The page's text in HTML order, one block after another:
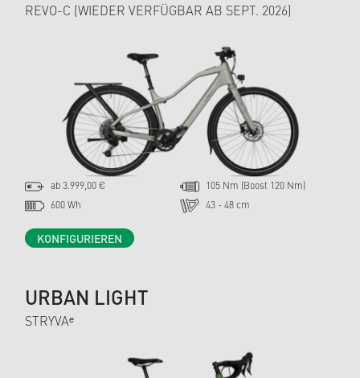
REVO-C (WIEDER VERFÜGBAR AB SEPT. 2026)
ab 3.999,00 €
105 Nm (Boost 120 Nm)
600 Wh
43 - 48 cm
KONFIGURIEREN
URBAN LIGHT
STRYVAᵉ